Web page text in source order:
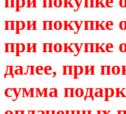
при покупке
при покупке
далее, при
сумма